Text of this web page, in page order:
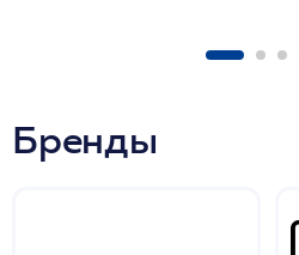
Бренды